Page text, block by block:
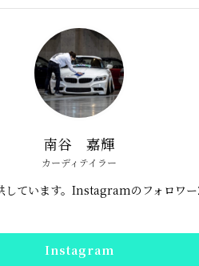
南谷 嘉輝
カーディテイラー
しています。Instagramのフォロワ
Instagram